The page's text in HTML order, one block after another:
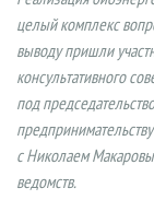
СУШКА
ДЕРЕВЯННОЕ
ПЕРСОНЫ
МОБИЛЬНЫЕ
RUSSIAN
КОНТАКТЫ
РЕКЛАМА
РЕКЛАМА НА
целый комплекс
выводу пришли
консультативного
под
с Николаем
ведомств.